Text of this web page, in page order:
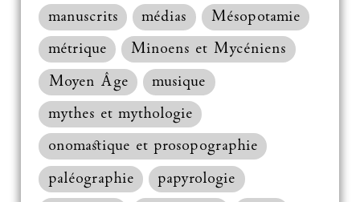
manuscrits
médias
Mésopotamie
métrique
Minoens et Mycéniens
Moyen Âge
musique
mythes et mythologie
onomastique et prosopographie
paléographie
papyrologie